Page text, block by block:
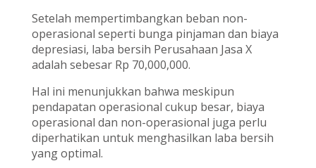
Setelah mempertimbangkan beban non-
operasional seperti bunga pinjaman dan biaya
depresiasi, laba bersih Perusahaan Jasa X
adalah sebesar Rp 70,000,000.
Hal ini menunjukkan bahwa meskipun
pendapatan operasional cukup besar, biaya
operasional dan non-operasional juga perlu
diperhatikan untuk menghasilkan laba bersih
yang optimal.